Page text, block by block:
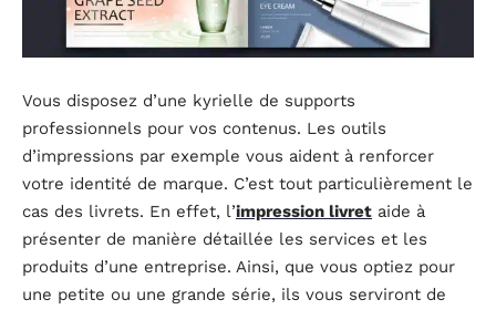
Vous disposez d’une kyrielle de supports
professionnels pour vos contenus. Les outils
d’impressions par exemple vous aident à renforcer
votre identité de marque. C’est tout particulièrement le
cas des livrets. En effet, l’impression livret aide à
présenter de manière détaillée les services et les
produits d’une entreprise. Ainsi, que vous optiez pour
une petite ou une grande série, ils vous serviront de